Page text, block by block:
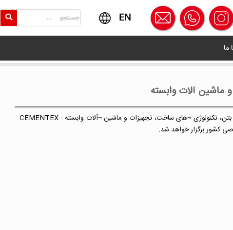
EN
ما
ماشین آلات وابسته
چهاردهمین نمایشگاه بین المللی قیر، آسفالت، عایق ها، بتن، سیمان و ماشین آلات وابسته – BAIEX 2023 و همچنین نمایشگاه بین ¬المللی سیمان، بتن، تکنولوژی ¬های ساخت، تجهیزات و ماشین ¬آلات وابسته - CEMENTEX